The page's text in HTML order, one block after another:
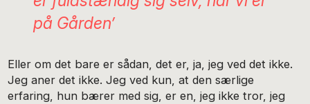
på Gården’
Eller om det bare er sådan, det er, ja, jeg ved det ikke.
Jeg aner det ikke. Jeg ved kun, at den særlige
erfaring, hun bærer med sig, er en, jeg ikke tror, jeg